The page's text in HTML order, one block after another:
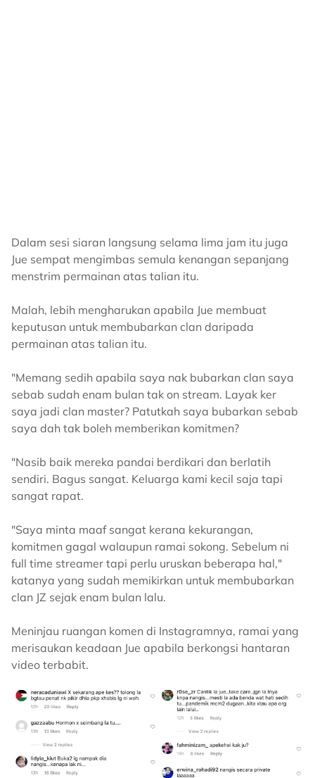
Dalam sesi siaran langsung selama lima jam itu juga
Jue sempat mengimbas semula kenangan sepanjang
menstrim permainan atas talian itu.
Malah, lebih mengharukan apabila Jue membuat
keputusan untuk membubarkan clan daripada
permainan atas talian itu.
"Memang sedih apabila saya nak bubarkan clan saya
sebab sudah enam bulan tak on stream. Layak ker
saya jadi clan master? Patutkah saya bubarkan sebab
saya dah tak boleh memberikan komitmen?
"Nasib baik mereka pandai berdikari dan berlatih
sendiri. Bagus sangat. Keluarga kami kecil saja tapi
sangat rapat.
"Saya minta maaf sangat kerana kekurangan,
komitmen gagal walaupun ramai sokong. Sebelum ni
full time streamer tapi perlu uruskan beberapa hal,"
katanya yang sudah memikirkan untuk membubarkan
clan JZ sejak enam bulan lalu.
Meninjau ruangan komen di Instagramnya, ramai yang
merisaukan keadaan Jue apabila berkongsi hantaran
video terbabit.